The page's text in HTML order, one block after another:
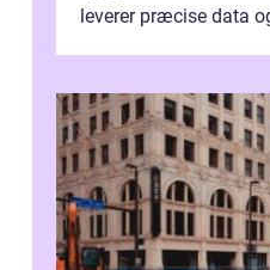
leverer præcise data